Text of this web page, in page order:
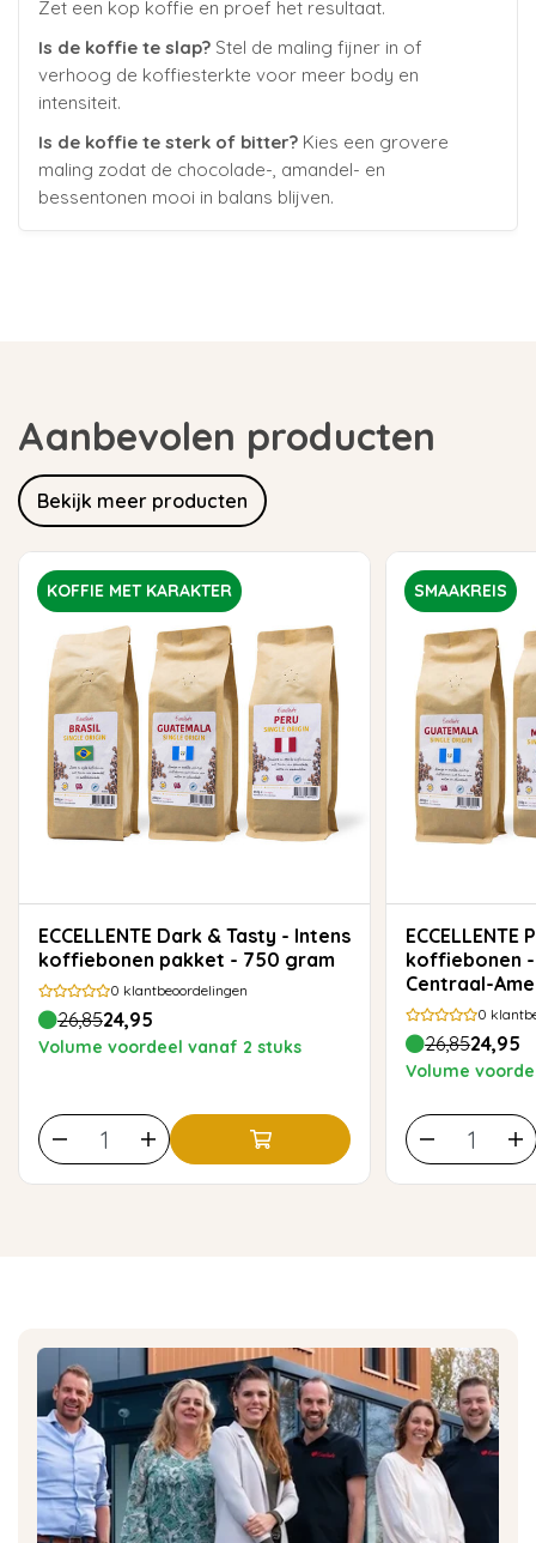
Zet een kop koffie en proef het resultaat.
Is de koffie te slap? Stel de maling fijner in of
verhoog de koffiesterkte voor meer body en
intensiteit.
Is de koffie te sterk of bitter? Kies een grovere
maling zodat de chocolade-, amandel- en
bessentonen mooi in balans blijven.
Aanbevolen producten
Bekijk meer producten
KOFFIE MET KARAKTER
ECCELLENTE Dark & Tasty - Intens
koffiebonen pakket - 750 gram
0 klantbeoordelingen
26,8524,95
Volume voordeel vanaf 2 stuks
SMAAKREIS
ECCELLENTE Proefpakket
koffiebonen
Centraal-
0
26,8524,95
Volume